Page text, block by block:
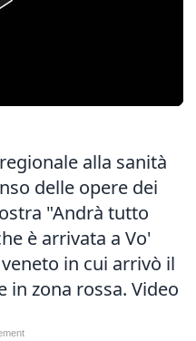
alla sanità
delle opere dei
"Andrà tutto
è arrivata a Vo'
in cui arrivò il
zona rossa. Video